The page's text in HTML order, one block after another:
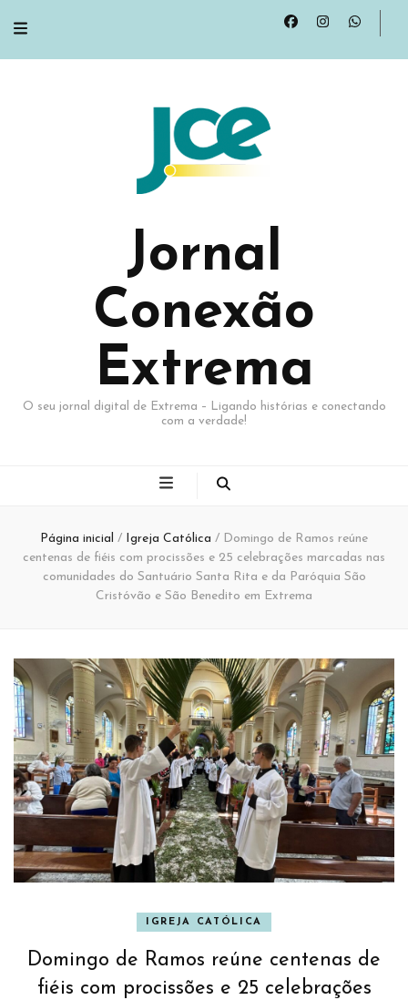
Jornal
Conexão
Extrema
O seu jornal digital de Extrema – Ligando histórias e conectando
com a verdade!
Página inicial / Igreja Católica / Domingo de Ramos reúne
centenas de fiéis com procissões e 25 celebrações marcadas nas
comunidades do Santuário Santa Rita e da Paróquia São
Cristóvão e São Benedito em Extrema
IGREJA CATÓLICA
Domingo de Ramos reúne centenas de
fiéis com procissões e 25 celebrações